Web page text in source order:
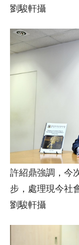
劉駿軒攝
許紹鼎強調，今
步，處理現今社
劉駿軒攝